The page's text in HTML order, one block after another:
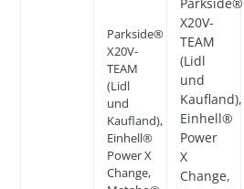
Parkside®
X20V-
TEAM
(Lidl
und
Kaufland),
Einhell®
Power X
Change,
Parkside®
X20V-
TEAM
(Lidl
und
Kaufland),
Einhell®
Power
X
Change,